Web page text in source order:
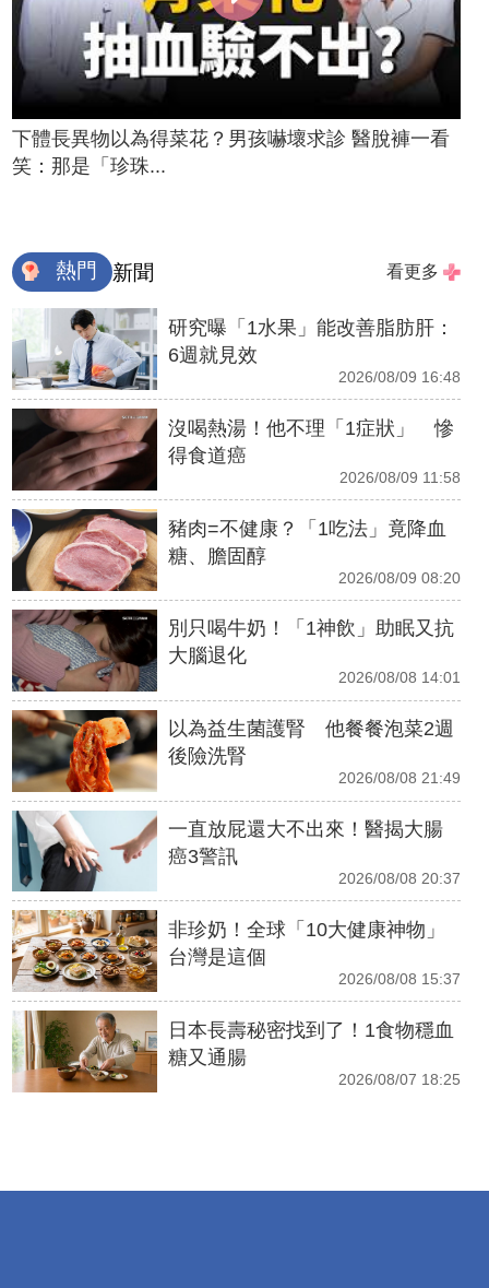
下體長異物以為得菜花？男孩嚇壞求診 醫脫褲一看
笑：那是「珍珠...
熱門 新聞 看更多
研究曝「1水果」能改善脂肪肝：
6週就見效
2026/08/09 16:48
沒喝熱湯！他不理「1症狀」 慘
得食道癌
2026/08/09 11:58
豬肉=不健康？「1吃法」竟降血
糖、膽固醇
2026/08/09 08:20
別只喝牛奶！「1神飲」助眠又抗
大腦退化
2026/08/08 14:01
以為益生菌護腎 他餐餐泡菜2週
後險洗腎
2026/08/08 21:49
一直放屁還大不出來！醫揭大腸
癌3警訊
2026/08/08 20:37
非珍奶！全球「10大健康神物」
台灣是這個
2026/08/08 15:37
日本長壽秘密找到了！1食物穩血
糖又通腸
2026/08/07 18:25